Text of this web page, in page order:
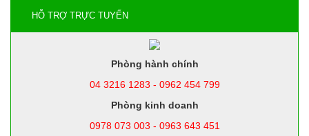
HỖ TRỢ TRỰC TUYẾN
Phòng hành chính
04 3216 1283 - 0962 454 799
Phòng kinh doanh
0978 073 003 - 0963 643 451